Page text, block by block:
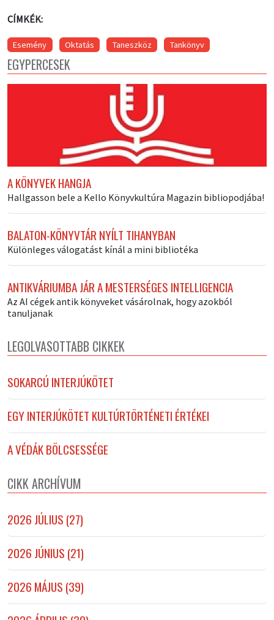
CÍMKÉK:
Esemény Oktatás Taneszköz Tankönyv
EGYPERCESEK
A KÖNYVEK HANGJA
Hallgasson bele a Kello Könyvkultúra Magazin bibliopodjába!
BALATON-KÖNYVTÁR NYÍLT TIHANYBAN
Különleges válogatást kínál a mini bibliotéka
ANTIKVÁRIUMBA JÁR A MESTERSÉGES INTELLIGENCIA
Az AI cégek antik könyveket vásárolnak, hogy azokból
tanuljanak
LEGOLVASOTTABB CIKKEK
SOKARCÚ INTERJÚKÖTET
EGY INTERJÚKÖTET KULTÚRTÖRTÉNETI ÉRTÉKEI
A VÉDÁK BÖLCSESSÉGE
CIKK ARCHÍVUM
2026 JÚLIUS (27)
2026 JÚNIUS (21)
2026 MÁJUS (39)